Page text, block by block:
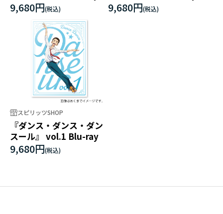
9,680円 9,680円
スピリッツSHOP
『ダンス・ダンス・ダン
スール』 vol.1 Blu-ray
9,680円